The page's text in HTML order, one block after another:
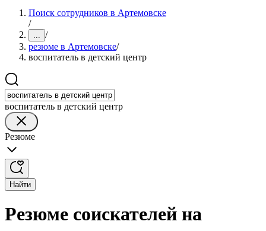
Поиск сотрудников в Артемовске
/
... /
резюме в Артемовске/
воспитатель в детский центр
воспитатель в детский центр
Резюме
Найти
Резюме соискателей на